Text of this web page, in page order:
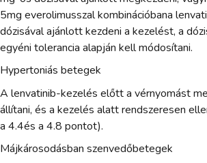
5mg everolimusszal kombinációbana
dózisával ajánlott kezdeni a kezelést, a
egyéni tolerancia alapján kell módosítani.
Hypertoniás betegek
A lenvatinib-kezelés előtt a vérnyomást
állítani, és a kezelés alatt rendszeresen
a 4.4és a 4.8 pontot).
Májkárosodásban szenvedőbetegek